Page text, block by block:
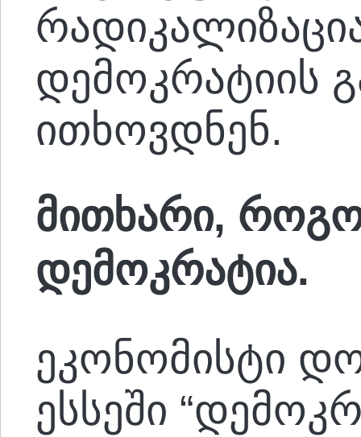
დემოკრატიის
ითხოვდნენ.
მითხარი,
დემოკრატია.
ეკონომისტი
ესსეში